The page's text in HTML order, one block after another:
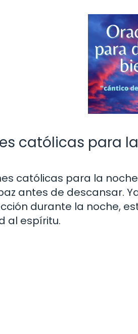
católicas para
católicas para la
antes de descansar.
durante la noche,
al espíritu.